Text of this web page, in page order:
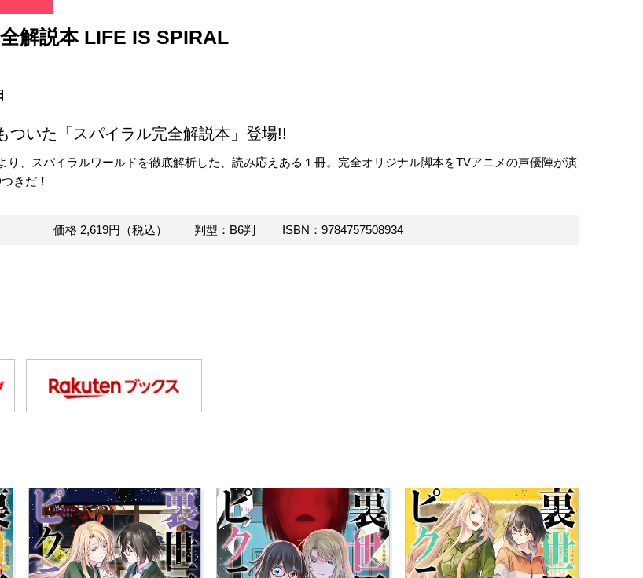
解説本 LIFE IS SPIRAL
ついた「スパイラル完全解説本」登場!!
り、スパイラルワールドを徹底解析した、読み応えある１冊。完全オリジナル脚本をTVアニメの声優陣が演
きだ！
価格 2,619円（税込） 判型：B6判 ISBN：9784757508934